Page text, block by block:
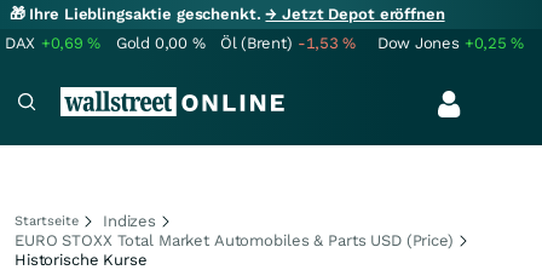
🎁 Ihre Lieblingsaktie geschenkt.→ Jetzt Depot eröffnen
DAX +0,69% Gold 0,00 % Öl (Brent) -1,53% Dow Jones +0,25%
Startseite
Indizes
EURO STOXX Total Market Automobiles & Parts USD (Price)
Historische Kurse